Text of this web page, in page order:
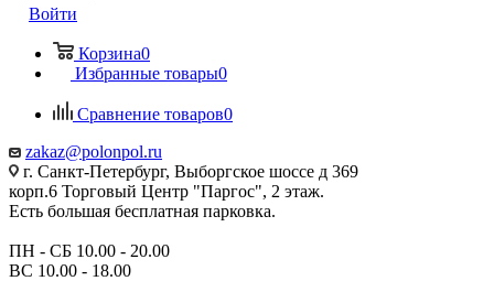
Войти
Корзина0
Избранные товары0
Сравнение товаров0
zakaz@polonpol.ru
г. Санкт-Петербург, Выборгское шоссе д 369
корп.6 Торговый Центр "Паргос", 2 этаж.
Есть большая бесплатная парковка.
ПН - СБ 10.00 - 20.00
ВС 10.00 - 18.00